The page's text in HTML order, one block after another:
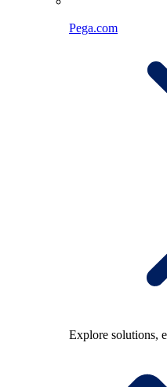
Pega.com
Explore solutions,